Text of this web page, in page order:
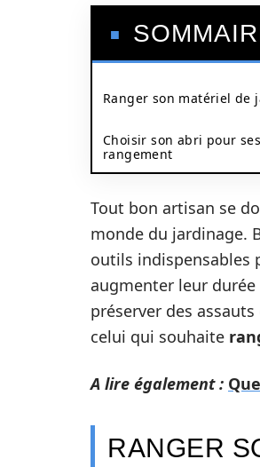
Ranger son matériel de
Choisir son abri pour
rangement
Tout bon artisan se
monde du jardinage.
outils indispensables
augmenter leur
préserver des
celui qui souhaite
A lire également :
RANGER